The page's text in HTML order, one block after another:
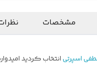
مشخصات
اسپرتیانتخاب کردید